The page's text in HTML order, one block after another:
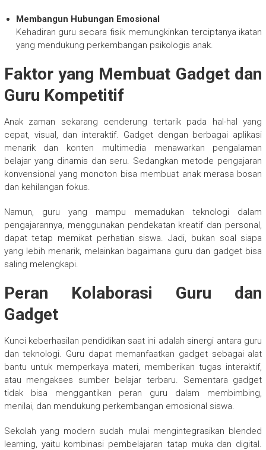
Membangun Hubungan Emosional
Kehadiran guru secara fisik memungkinkan terciptanya ikatan
yang mendukung perkembangan psikologis anak.
Faktor yang Membuat Gadget dan
Guru Kompetitif
Anak zaman sekarang cenderung tertarik pada hal-hal yang
cepat, visual, dan interaktif. Gadget dengan berbagai aplikasi
menarik dan konten multimedia menawarkan pengalaman
belajar yang dinamis dan seru. Sedangkan metode pengajaran
konvensional yang monoton bisa membuat anak merasa bosan
dan kehilangan fokus.
Namun, guru yang mampu memadukan teknologi dalam
pengajarannya, menggunakan pendekatan kreatif dan personal,
dapat tetap memikat perhatian siswa. Jadi, bukan soal siapa
yang lebih menarik, melainkan bagaimana guru dan gadget bisa
saling melengkapi.
Peran Kolaborasi Guru dan
Gadget
Kunci keberhasilan pendidikan saat ini adalah sinergi antara guru
dan teknologi. Guru dapat memanfaatkan gadget sebagai alat
bantu untuk memperkaya materi, memberikan tugas interaktif,
atau mengakses sumber belajar terbaru. Sementara gadget
tidak bisa menggantikan peran guru dalam membimbing,
menilai, dan mendukung perkembangan emosional siswa.
Sekolah yang modern sudah mulai mengintegrasikan blended
learning, yaitu kombinasi pembelajaran tatap muka dan digital.